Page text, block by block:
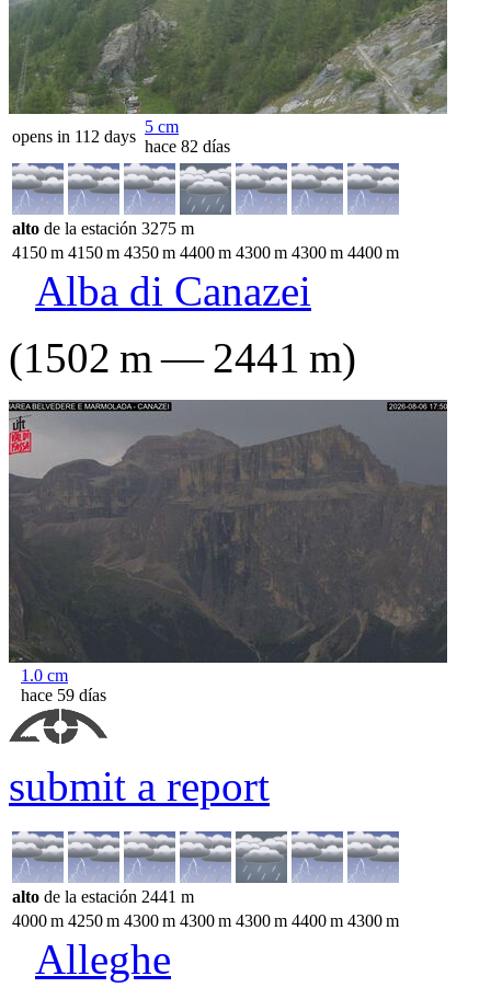
opens in 112 days
5 cm
hace 82 días
alto de la estación 3275 m
4150m 4150m 4350m 4400m 4300m 4300m 4400m
Alba di Canazei
(1502 m—2441 m)
1.0 cm
hace 59 días
submit a report
alto de la estación 2441 m
4000m 4250m 4300m 4300m 4300m 4400m 4300m
Alleghe